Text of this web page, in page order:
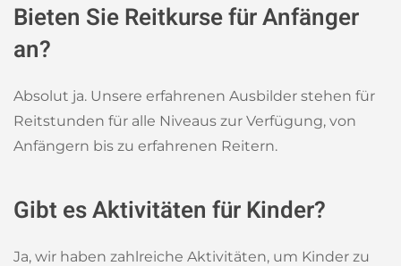
Bieten Sie Reitkurse für Anfänger
an?
Absolut ja. Unsere erfahrenen Ausbilder stehen für
Reitstunden für alle Niveaus zur Verfügung, von
Anfängern bis zu erfahrenen Reitern.
Gibt es Aktivitäten für Kinder?
Ja, wir haben zahlreiche Aktivitäten, um Kinder zu